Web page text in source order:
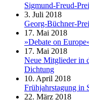
Sigmund-Freud-
3. Juli 2018
Georg-Büchner-
17. Mai 2018
»Debate on
17. Mai 2018
Neue Mitglieder in
Dichtung
10. April 2018
Frühjahrstagung in
22. März 2018